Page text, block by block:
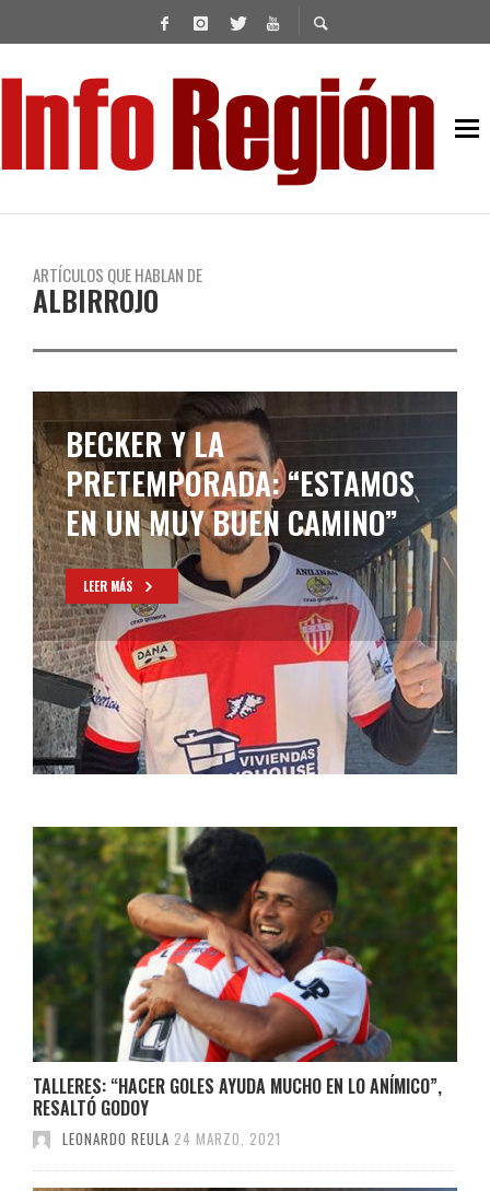
ARTÍCULOS QUE HABLAN DE
ALBIRROJO
GODOY: “TENEMOS EN CLARO
QUE HAY QUE PELEAR
ARRIBA”
LEER MÁS
TALLERES: “HACER GOLES AYUDA MUCHO EN LO ANÍMICO”,
RESALTÓ GODOY
LEONARDO REULA 24 MARZO, 2021